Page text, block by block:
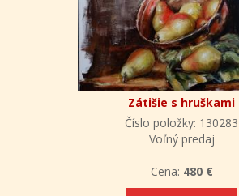
Zátišie s hruškami
Číslo položky: 130283
Voľný predaj
Cena: 480 €